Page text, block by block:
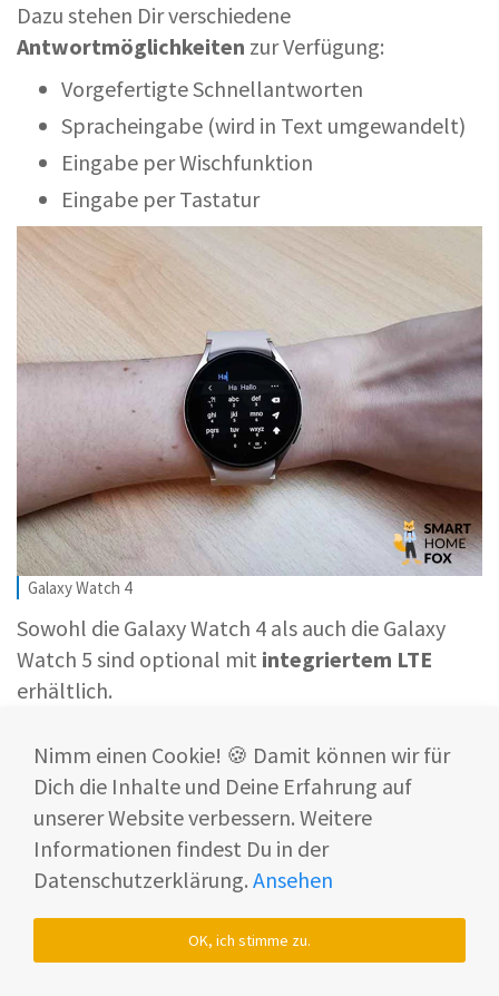
Dazu stehen Dir verschiedene
Antwortmöglichkeiten zur Verfügung:
Vorgefertigte Schnellantworten
Spracheingabe (wird in Text umgewandelt)
Eingabe per Wischfunktion
Eingabe per Tastatur
Galaxy Watch 4
Sowohl die Galaxy Watch 4 als auch die Galaxy
Watch 5 sind optional mit integriertem LTE
erhältlich.
Smartphone aufs Mobilfunknetz zugreifen.
Info: Hier findest Du diebesten LTE-
Smartwatchesim Überblick.
Telefoniere direkt über die Galaxy Watch 4
und 5
Nimm einen Cookie! 🍪 Damit können wir für
Dich die Inhalte und Deine Erfahrung auf
unserer Website verbessern. Weitere
Informationen findest Du in der
Datenschutzerklärung. Ansehen
OK, ich stimme zu.